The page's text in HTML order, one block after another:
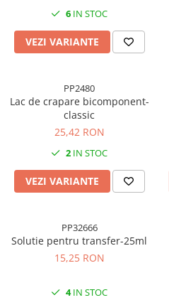
Stampile
6 IN STOC
VEZI VARIANTE
PP2480
Lac de crapare bicomponent-
classic
25,42 RON
2 IN STOC
VEZI VARIANTE
PP32666
Solutie pentru transfer-25ml
15,25 RON
4IN STOC